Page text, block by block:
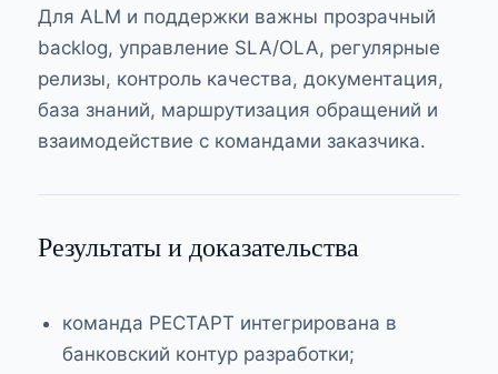
Для ALM и поддержки важны прозрачный
backlog, управление SLA/OLA, регулярные
релизы, контроль качества, документация,
база знаний, маршрутизация обращений и
взаимодействие с командами заказчика.
Результаты и доказательства
команда РЕСТАРТ интегрирована в
банковский контур разработки;